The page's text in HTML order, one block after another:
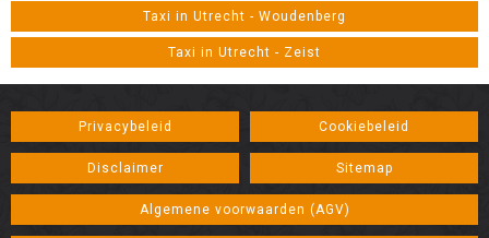
Taxi in Utrecht - Woudenberg
Taxi in Utrecht - Zeist
Privacybeleid Cookiebeleid
Disclaimer Sitemap
Algemene voorwaarden (AGV)